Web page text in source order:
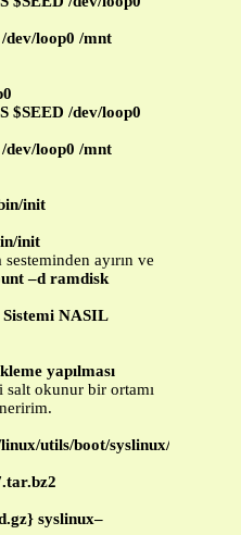
dev/loop0 /mnt
$SEED /dev/loop0
dev/loop0 /mnt
init
init
sesteminden ayırın ve
–d ramdisk
Sistemi NASIL
yapılması
okunur bir ortamı
utils/boot/syslinux/syslinux–
syslinux–